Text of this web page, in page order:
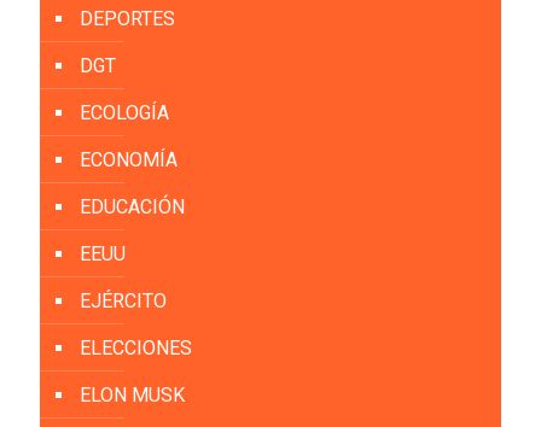
DEPORTES
DGT
ECOLOGÍA
ECONOMÍA
EDUCACIÓN
EEUU
EJÉRCITO
ELECCIONES
ELON MUSK